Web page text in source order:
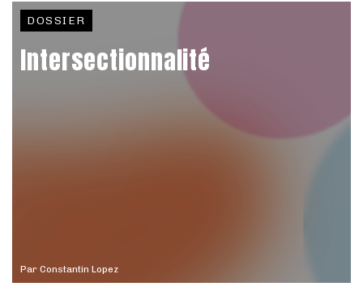
Par Constantin Lopez
DOSSIER
Intersectionnalité